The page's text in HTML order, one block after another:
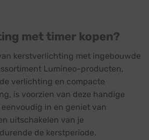
met timer kopen?
kerstverlichting met ingebouwde
Lumineo-producten,
verlichting en compacte
is voorzien van deze handige
in en geniet van
uitschakelen van je
de kerstperiode.